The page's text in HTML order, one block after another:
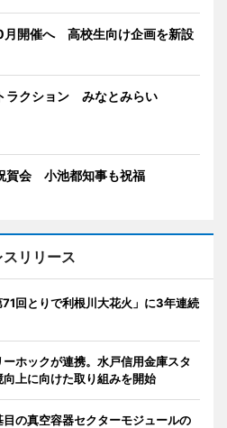
月開催へ 高校生向け企画を新設
ラクション みなとみらい
賀会 小池都知事も祝福
スリリース
回とりで利根川大花火」に3年連続
ホックが連携。水戸信用金庫スタ
上に向けた取り組みを開始
目の真空容器セクターモジュールの